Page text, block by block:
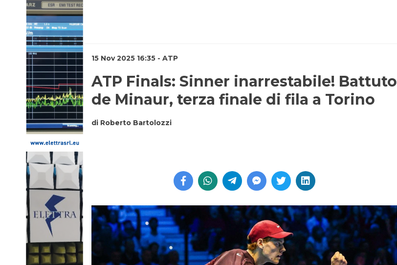
15 Nov 2025 16:35 - ATP
ATP Finals: Sinner inarrestabile! Battuto
de Minaur, terza finale di fila a Torino
di Roberto Bartolozzi